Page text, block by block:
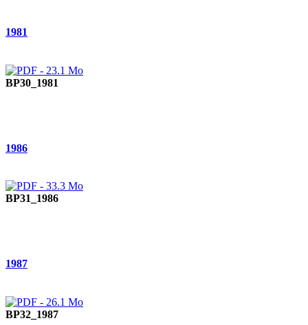
1981
BP30_1981
1986
BP31_1986
1987
BP32_1987